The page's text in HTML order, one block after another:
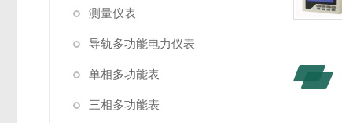
测量仪表
导轨多功能电力仪表
单相多功能表
三相多功能表